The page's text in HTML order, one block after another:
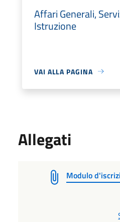
Affari Generali,
Istruzione
VAI ALLA PAGINA
Allegati
Modulo